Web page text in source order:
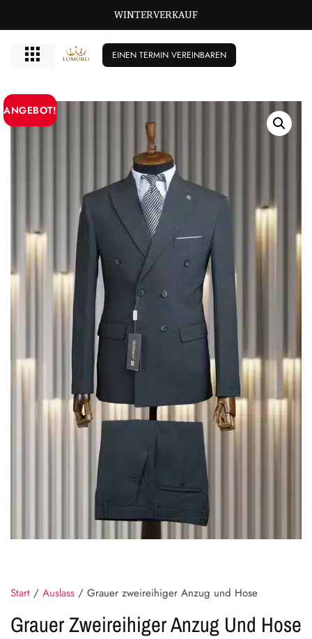
WINTERVERKAUF
EINEN TERMIN VEREINBAREN
ANGEBOT!
Start / Auslass / Grauer zweireihiger Anzug und Hose
Grauer Zweireihiger Anzug Und Hose